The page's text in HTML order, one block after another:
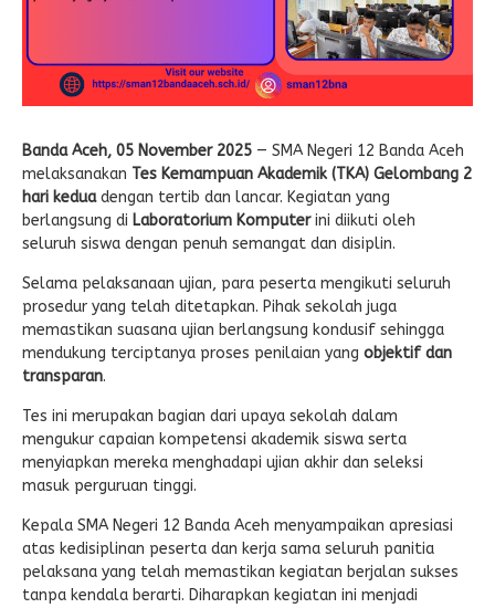
Banda Aceh, 05 November 2025 — SMA Negeri 12 Banda Aceh
melaksanakan Tes Kemampuan Akademik (TKA) Gelombang 2
hari keduadengan tertib dan lancar. Kegiatan yang
berlangsung di Laboratorium Komputerini diikuti oleh
seluruh siswa dengan penuh semangat dan disiplin.
Selama pelaksanaan ujian, para peserta mengikuti seluruh
prosedur yang telah ditetapkan. Pihak sekolah juga
memastikan suasana ujian berlangsung kondusif sehingga
mendukung terciptanya proses penilaian yang objektif dan
transparan.
Tes ini merupakan bagian dari upaya sekolah dalam
mengukur capaian kompetensi akademik siswa serta
menyiapkan mereka menghadapi ujian akhir dan seleksi
masuk perguruan tinggi.
Kepala SMA Negeri 12 Banda Aceh menyampaikan apresiasi
atas kedisiplinan peserta dan kerja sama seluruh panitia
pelaksana yang telah memastikan kegiatan berjalan sukses
tanpa kendala berarti. Diharapkan kegiatan ini menjadi